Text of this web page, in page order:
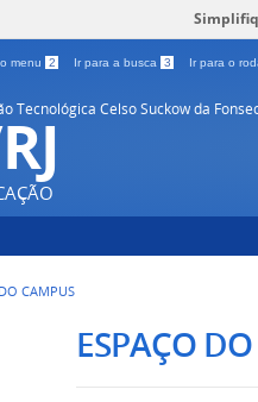
menu 2 Ir para a busca 3 Ir para o
Tecnológica Celso Suckow da
CAMPUS
ESPAÇO